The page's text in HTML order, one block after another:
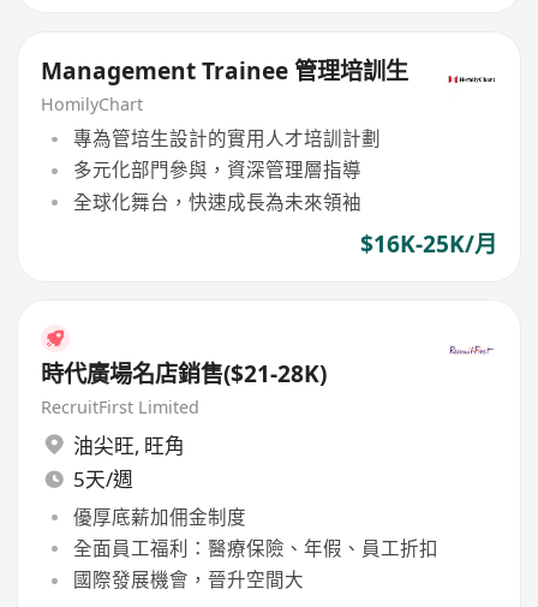
Management Trainee 管理培訓生
HomilyChart
專為管培生設計的實用人才培訓計劃
多元化部門參與，資深管理層指導
全球化舞台，快速成長為未來領袖
$16K-25K/月
時代廣場名店銷售($21-28K)
RecruitFirst Limited
油尖旺, 旺角
5天/週
優厚底薪加佣金制度
全面員工福利：醫療保險、年假、員工折扣
國際發展機會，晉升空間大